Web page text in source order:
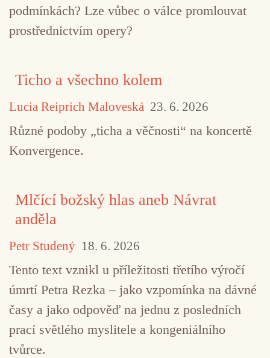
podmínkách? Lze vůbec o válce promlouvat
prostřednictvím opery?
Ticho a všechno kolem
Lucia Reiprich Maloveská 23. 6. 2026
Různé podoby „ticha a věčnosti“ na koncertě
Konvergence.
Mlčící božský hlas aneb Návrat
anděla
Petr Studený 18. 6. 2026
Tento text vznikl u příležitosti třetího výročí
úmrtí Petra Rezka – jako vzpomínka na dávné
časy a jako odpověď na jednu z posledních
prací světlého myslitele a kongeniálního
tvůrce.